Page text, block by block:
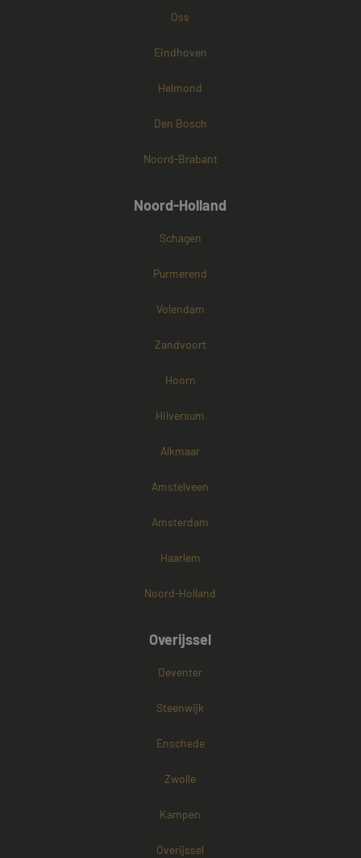
Oss
Eindhoven
Helmond
Den Bosch
Noord-Brabant
Noord-Holland
Schagen
Purmerend
Volendam
Zandvoort
Hoorn
Hilversum
Alkmaar
Amstelveen
Amsterdam
Haarlem
Noord-Holland
Overijssel
Deventer
Steenwijk
Enschede
Zwolle
Kampen
Overijssel